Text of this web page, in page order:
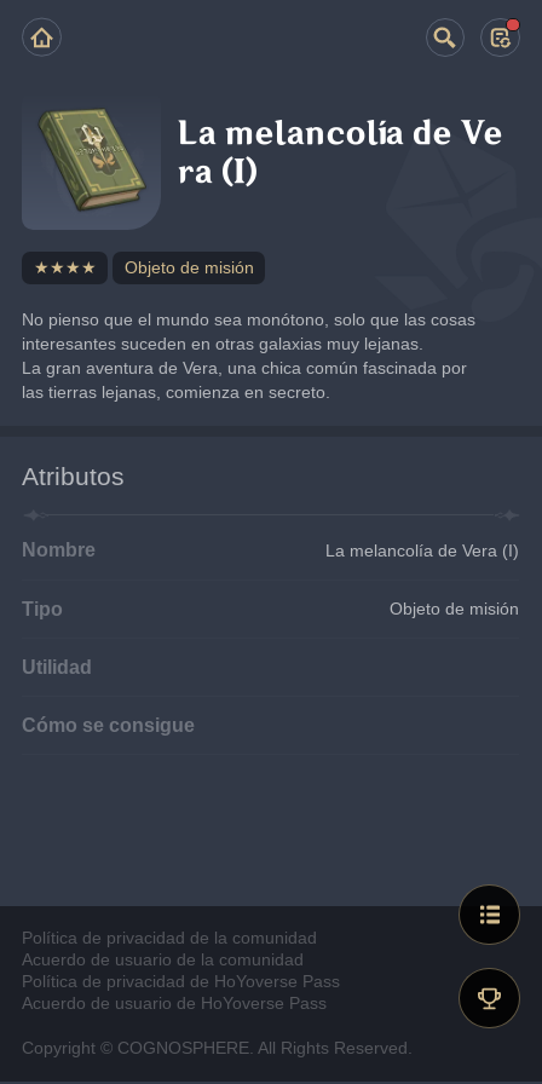
La melancolía de Ve
ra (I)
★★★★ Objeto de misión
No pienso que el mundo sea monótono, solo que las cosas
interesantes suceden en otras galaxias muy lejanas.
La gran aventura de Vera, una chica común fascinada por
las tierras lejanas, comienza en secreto.
Atributos
Nombre La melancolía de Vera (I)
Tipo Objeto de misión
Utilidad
Cómo se consigue
Política de privacidad de la comunidad
Acuerdo de usuario de la comunidad
Política de privacidad de HoYoverse Pass
Acuerdo de usuario de HoYoverse Pass
Copyright © COGNOSPHERE. All Rights Reserved.